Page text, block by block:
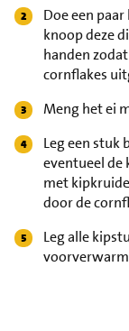
Doe een
knoop deze
handen
cornflakes
Meng het ei
Leg een stuk
eventueel de
met
door de
Leg alle